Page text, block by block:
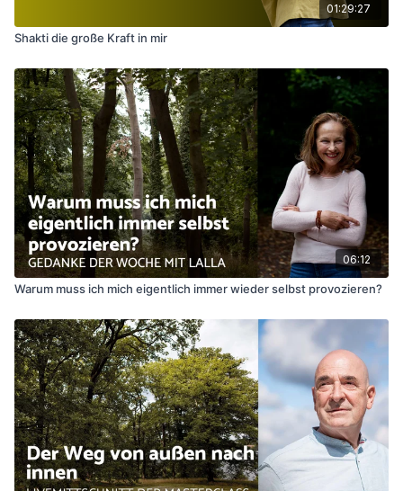
01:29:27
Shakti die große Kraft in mir
06:12
Warum muss ich mich eigentlich immer wieder selbst provozieren?